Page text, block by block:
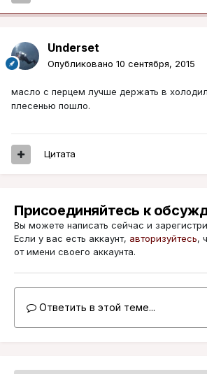
Underset
Опубликовано 10 сентября, 2015
масло с перцем лучше держать в
плесенью пошло.
Цитата
Присоединяйтесь к
Вы можете написать сейчас и
Если у вас есть аккаунт, авторизуйтесь,
от имени своего аккаунта.
Ответить в этой теме...